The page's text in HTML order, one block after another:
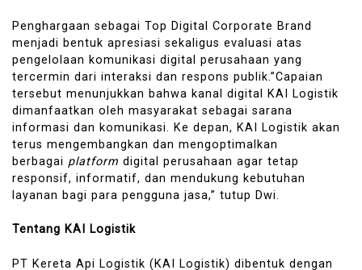
Penghargaan sebagai Top Digital Corporate Brand
menjadi bentuk apresiasi sekaligus evaluasi atas
pengelolaan komunikasi digital perusahaan yang
tercermin dari interaksi dan respons publik.”Capaian
tersebut menunjukkan bahwa kanal digital KAI Logistik
dimanfaatkan oleh masyarakat sebagai sarana
informasi dan komunikasi. Ke depan, KAI Logistik akan
terus mengembangkan dan mengoptimalkan
berbagai platform digital perusahaan agar tetap
responsif, informatif, dan mendukung kebutuhan
layanan bagi para pengguna jasa,” tutup Dwi.
Tentang KAI Logistik
PT Kereta Api Logistik (KAI Logistik) dibentuk dengan